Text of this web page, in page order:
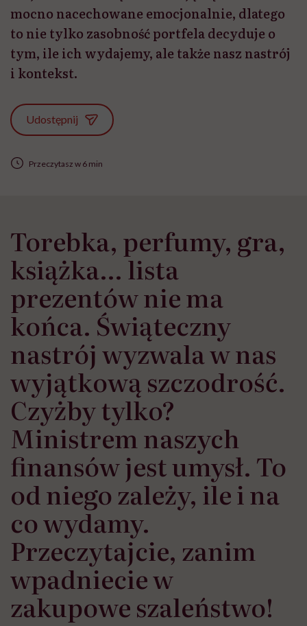
mocno nacechowane emocjonalnie, dlatego
to nie tylko zasobność portfela decyduje o
tym, ile ich wydajemy, ale także nasz nastrój
i kontekst.
Udostępnij
Przeczytasz w 6 min
Torebka, perfumy, gra,
książka… lista
prezentów nie ma
końca. Świąteczny
nastrój wyzwala w nas
wyjątkową szczodrość.
Czyżby tylko?
Ministrem naszych
finansów jest umysł. To
od niego zależy, ile i na
co wydamy.
Przeczytajcie, zanim
wpadniecie w
zakupowe szaleństwo!